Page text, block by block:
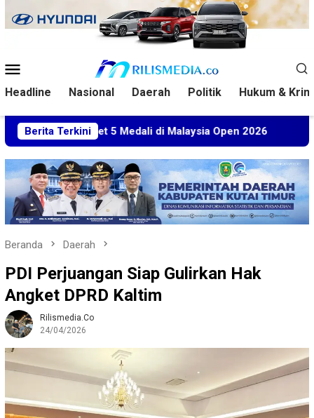
ke
Mobile
Headline Nasional Daerah Politik Hukum &
Berita Terkini
Sabet 5 Medali di Malaysia Open 2026 Kuasa
Beranda Daerah
PDI Perjuangan Siap Gulirkan Hak
Angket DPRD Kaltim
Rilismedia.co
24/04/2026